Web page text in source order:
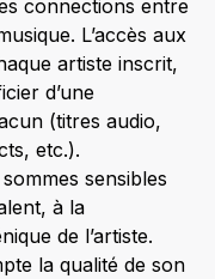
connections entre
L’accès aux
artiste inscrit,
d’une
(titres audio,
etc.).
sensibles
à la
de l’artiste.
la qualité de son